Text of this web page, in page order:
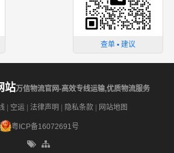
查单 ▪ 建议
站万信物流官网-高效专线运输,优质物流服务
空运 法律声明 隐私条款 网站地图
粤ICP备16072691号